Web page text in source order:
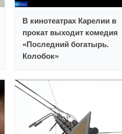
В кинотеатрах Карелии в
прокат выходит комедия
«Последний богатырь.
Колобок»